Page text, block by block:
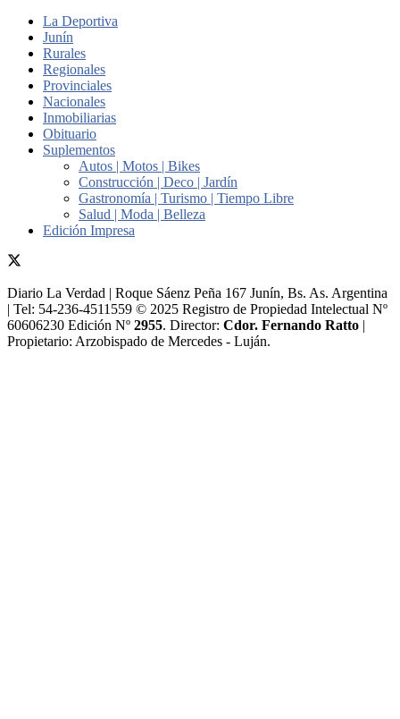
La Deportiva
Junín
Rurales
Regionales
Provinciales
Nacionales
Inmobiliarias
Obituario
Suplementos
Autos | Motos | Bikes
Construcción | Deco | Jardín
Gastronomía | Turismo | Tiempo Libre
Salud | Moda | Belleza
Edición Impresa
Diario La Verdad | Roque Sáenz Peña 167 Junín, Bs. As. Argentina
| Tel: 54-236-4511559 © 2025 Registro de Propiedad Intelectual Nº
60606230 Edición Nº 2955. Director:​ Cdor. Fernando Ratto |
Propietario:​ Arzobispado de Mercedes - Luján.